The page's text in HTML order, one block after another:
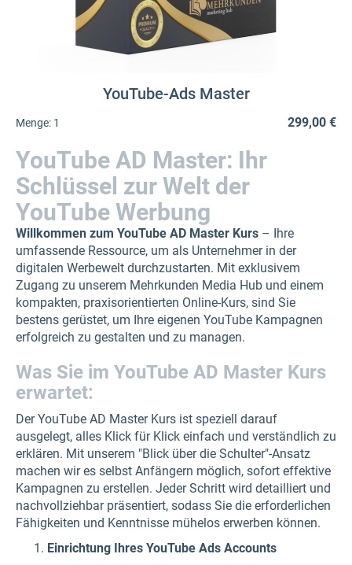
YouTube-Ads Master
Menge: 1 299,00 €
YouTube AD Master: Ihr
Schlüssel zur Welt der
YouTube Werbung
Willkommen zum YouTube AD Master Kurs – Ihre
umfassende Ressource, um als Unternehmer in der
digitalen Werbewelt durchzustarten. Mit exklusivem
Zugang zu unserem Mehrkunden Media Hub und einem
kompakten, praxisorientierten Online-Kurs, sind Sie
bestens gerüstet, um Ihre eigenen YouTube Kampagnen
erfolgreich zu gestalten und zu managen.
Was Sie im YouTube AD Master Kurs
erwartet:
Der YouTube AD Master Kurs ist speziell darauf
ausgelegt, alles Klick für Klick einfach und verständlich zu
erklären. Mit unserem "Blick über die Schulter"-Ansatz
machen wir es selbst Anfängern möglich, sofort effektive
Kampagnen zu erstellen. Jeder Schritt wird detailliert und
nachvollziehbar präsentiert, sodass Sie die erforderlichen
Fähigkeiten und Kenntnisse mühelos erwerben können.
Einrichtung Ihres YouTube Ads Accounts